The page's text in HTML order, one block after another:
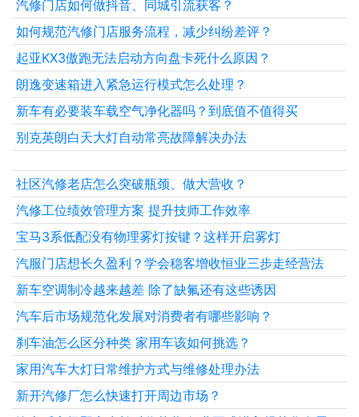
汽修门店如何做抖音、同城引流获客？
如何规范汽修门店服务流程，减少纠纷差评？
起亚KX3傲跑无法启动方向盘卡死什么原因？
朗逸变速箱进入紧急运行模式怎么处理？
新车有必要装车载空气净化器吗？到底值不值得买
别克英朗白天大灯自动常亮故障解决办法
社区汽修老店怎么突破瓶颈、做大营收？
汽修工位绩效管理方案 提升技师工作效率
宝马3系低配没有物理雾灯按键？这样开启雾灯
汽服门店想长久盈利？学会稳客增收恒业三步走经营法
新车空调制冷越来越差 除了缺氟还有这些诱因
汽车后市场规范化发展对消费者有哪些影响？
刹车油怎么区分种类 家用车该如何挑选？
家用汽车大灯日常维护方式与维修处理办法
新开汽修厂怎么快速打开周边市场？